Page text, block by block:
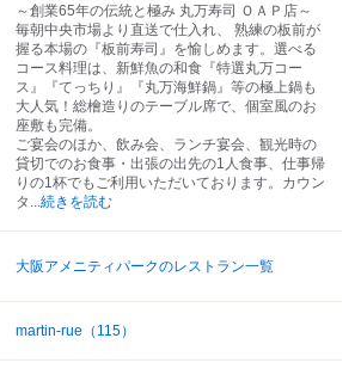
～創業65年の伝統と極み 丸万寿司 ＯＡＰ店～
毎朝中央市場より直送で仕入れ、 熟練の板前が
握る本場の『板前寿司』を愉しめます。選べる
コース料理は、新鮮魚の和食『特選丸万コー
ス』『てっちり』『丸万海鮮鍋』等の極上鍋も
大人気！総檜造りのテーブル席で、個室風のお
座敷も完備。
ご宴会のほか、飲み会、ランチ宴会、観光時の
貸切でのお食事・出張の出先の1人食事、仕事帰
りの1杯でもご利用いただいております。カウン
タ ...続きを読む
大阪アメニティパークのレストラン一覧
martin-rue （115）